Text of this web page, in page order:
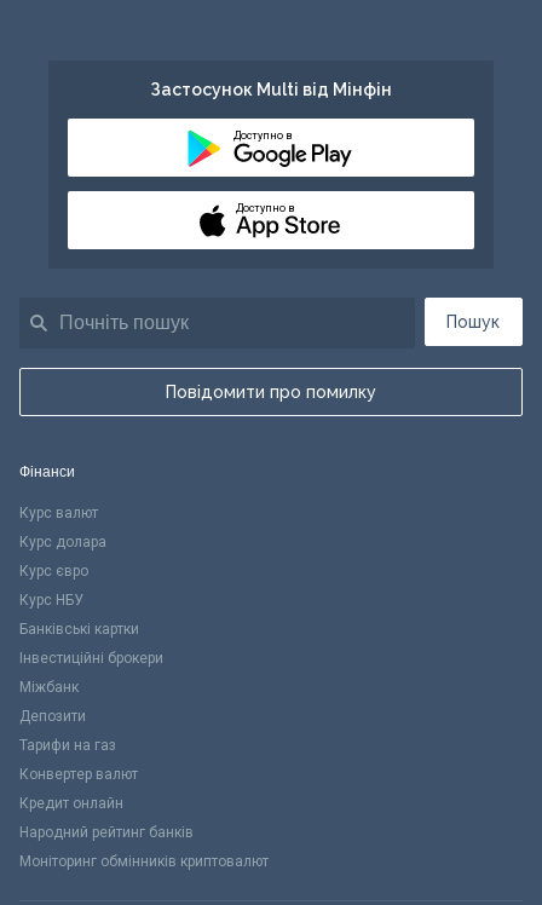
Пошук
Повідомити про помилку
Застосунок Multi від Мінфін
Доступно в
Доступно в
Фінанси
Курс валют
Курс долара
Курс євро
Курс НБУ
Банківські картки
Інвестиційні брокери
Міжбанк
Депозити
Тарифи на газ
Конвертер валют
Кредит онлайн
Народний рейтинг банків
Моніторинг обмінників криптовалют